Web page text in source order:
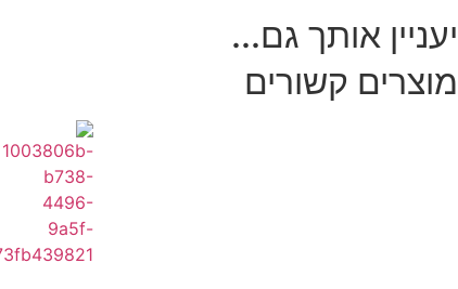
יעניין אותך גם...
מוצרים קשורים